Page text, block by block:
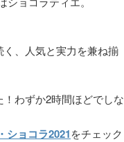
、人気と実力を兼ね揃
わずか2時間ほどでしな
ショコラ2021をチェック